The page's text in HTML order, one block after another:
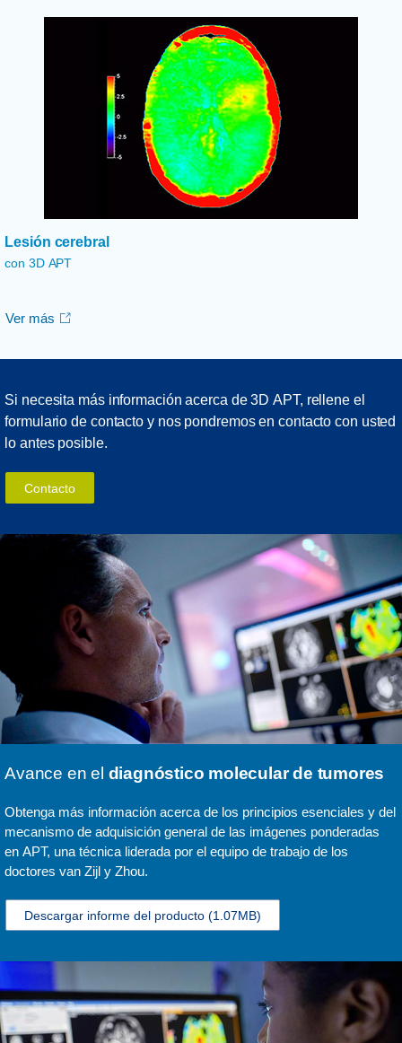
Lesión cerebral
con 3D APT
Ver más
Si necesita más información acerca de 3D APT, rellene el
formulario de contacto y nos pondremos en contacto con usted
lo antes posible.
Contacto
Avance en el diagnóstico molecular de tumores
Obtenga más información acerca de los principios esenciales y del
mecanismo de adquisición general de las imágenes ponderadas
en APT, una técnica liderada por el equipo de trabajo de los
doctores van Zijl y Zhou.
Descargar informe del producto (1.07MB)